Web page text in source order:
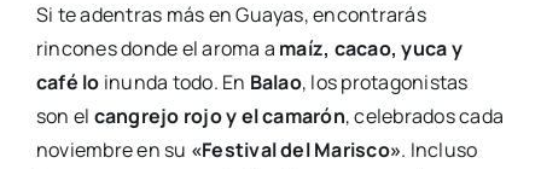
Si te adentras más en Guayas, encontrarás
rincones donde el aroma a maíz, cacao, yuca y
café lo inunda todo. En Balao, los protagonistas
son el cangrejo rojo y el camarón, celebrados cada
noviembre en su «Festival del Marisco». Incluso